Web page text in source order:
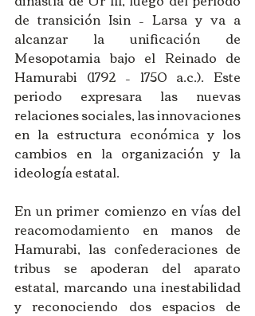
de transición Isin – Larsa y va a
alcanzar la unificación de
Mesopotamia bajo el Reinado de
Hamurabi (1792 – 1750 a.c.). Este
periodo expresara las nuevas
relaciones sociales, las innovaciones
en la estructura económica y los
cambios en la organización y la
ideología estatal.
En un primer comienzo en vías del
reacomodamiento en manos de
Hamurabi, las confederaciones de
tribus se apoderan del aparato
estatal, marcando una inestabilidad
y reconociendo dos espacios de